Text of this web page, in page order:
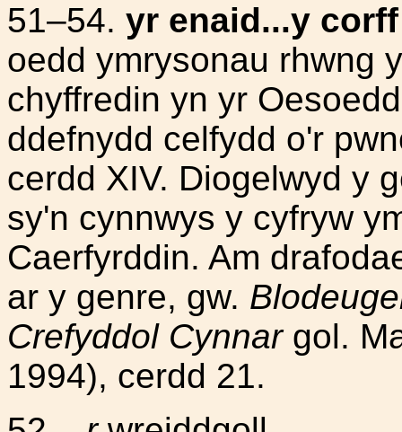
51–54. yr enaid...y
oedd ymrysonau rhwng
chyffredin yn yr
ddefnydd celfydd o'r
cerdd XIV. Diogelwyd y
sy'n cynnwys y cyfryw
Caerfyrddin. Am
ar y genre, gw.
Crefyddol Cynnargol.
1994), cerdd 21.